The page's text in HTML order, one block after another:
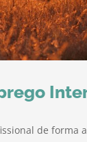
de forma